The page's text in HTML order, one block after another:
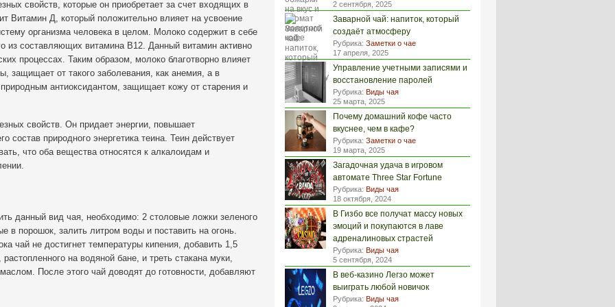
свойств, которые он приобретает за счет входящих в
Витамин Д, который положительно влияет на усвоение
организма человека в целом. Молоко содержит в себе
из составляющих витамина B12. Данный витамин активно
процессах. Таким образом, молоко благотворно влияет
защищает от такого заболевания, как анемия, а в
антиоксидантом, защищает кожу от старения и
свойств. Он придает энергии, повышает
состав природного энергетика теина. Теин действует
что оба вещества относятся к алкалоидам и
данный вид чая, необходимо: 2 столовые ложки зеленого
в порошок, залить литром воды и поставить на огонь.
чай не достигнет температуры кипения, добавить 1,5
на водяной бане, и треть стакана муки,
После этого чай доводят до готовности, добавляют
2 сентября, 2025
Заварной чай: напиток, который
создаёт атмосферу
Рубрика: Заметки о чае
17 апреля, 2025
Управление учетными записями и
восстановление паролей
Рубрика: Виды чая
25 марта, 2025
Почему домашний кофе часто
вкуснее, чем в кафе?
Рубрика: Заметки о чае
19 марта, 2025
Загадочная удача в игровом
автомате Three Star Fortune
Рубрика: Виды чая
18 октября, 2024
В Гизбо все получат массу новых
эмоций и покупаются в лаве
адреналиновых страстей
Рубрика: Виды чая
5 сентября, 2024
В веб-казино Легзо может
выиграть любой новичок
Рубрика: Виды чая